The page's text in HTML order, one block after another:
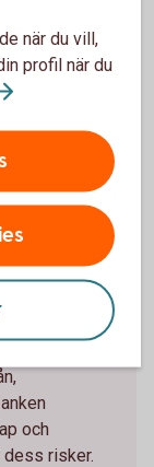
än aktier.
aktieägaren
och
risker.
när du vill,
profil när du